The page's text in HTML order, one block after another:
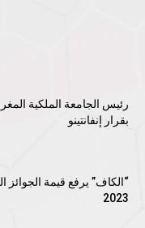
رئيس الجامعة الملكية
بقرار إنفانتينو
“الكاف” يرفع قيمة الجوائز
2023